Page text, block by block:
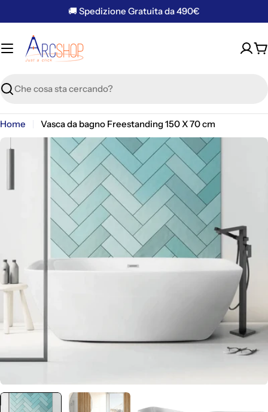
al
contenuto
🚚 Spedizione Gratuita da 490€
Ricerca
Home Vasca da bagno Freestanding 150 X 70 cm
supporto 0 in modalità modale